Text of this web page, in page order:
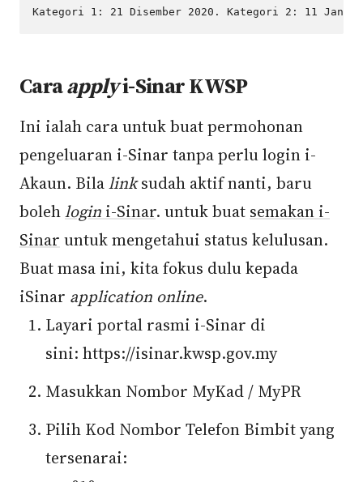
Kategori 1: 21 Disember 2020. Kategori 2: 11
Caraapplyi-Sinar KWSP
Ini ialah cara untuk buat permohonan
pengeluaran i-Sinar tanpa perlu login i-
Akaun. Bilalinksudah aktif nanti, baru
bolehlogin i-Sinar. untuk buat semakan i-
Sinar untuk mengetahui status kelulusan.
Buat masa ini, kita fokus dulu kepada
iSinar application online.
Layari portal rasmi i-Sinar di
sini: https://isinar.kwsp.gov.my
Masukkan Nombor MyKad / MyPR
Pilih Kod Nombor Telefon Bimbit yang
tersenarai: